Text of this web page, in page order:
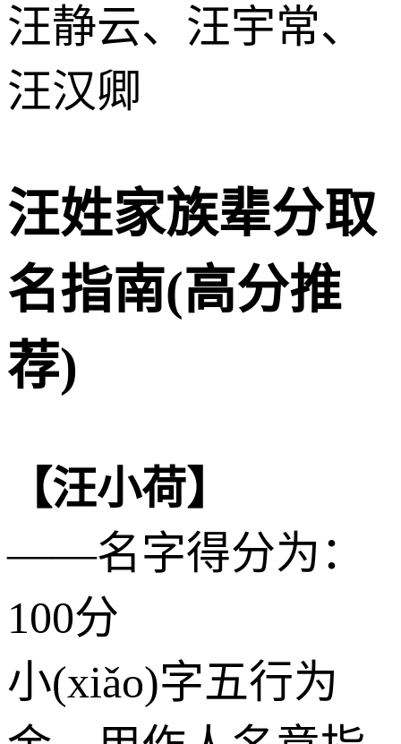
汪静云、汪宇常、
汪汉卿
汪姓家族辈分取
名指南(高分推
荐)
【汪小荷】
——名字得分为：
100分
小(xiǎo)字五行为